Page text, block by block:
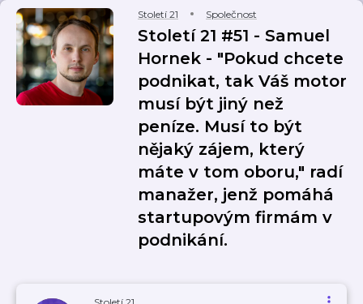
Století 21 Společnost
Století 21 #51 - Samuel
Hornek - "Pokud chcete
podnikat, tak Váš motor
musí být jiný než
peníze. Musí to být
nějaký zájem, který
máte v tom oboru," radí
manažer, jenž pomáhá
startupovým firmám v
podnikání.